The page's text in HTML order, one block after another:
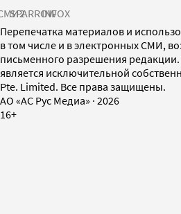
SPARROWINFOX
Перепечатка материалов и
в том числе и в электронных СМИ,
письменного разрешения
является исключительной
Pte. Limited. Все права защищены.
AO «АС Рус Медиа» · 2026
16+